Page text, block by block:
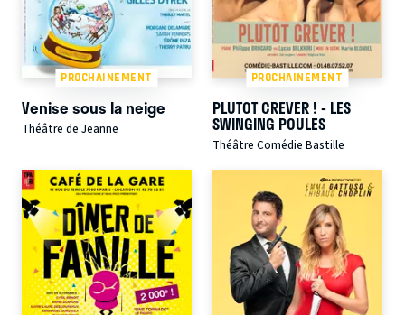
PROCHAINEMENT
Venise sous la neige
Théâtre de Jeanne
PROCHAINEMENT
PLUTOT CREVER ! - LES
SWINGING POULES
Théâtre Comédie Bastille